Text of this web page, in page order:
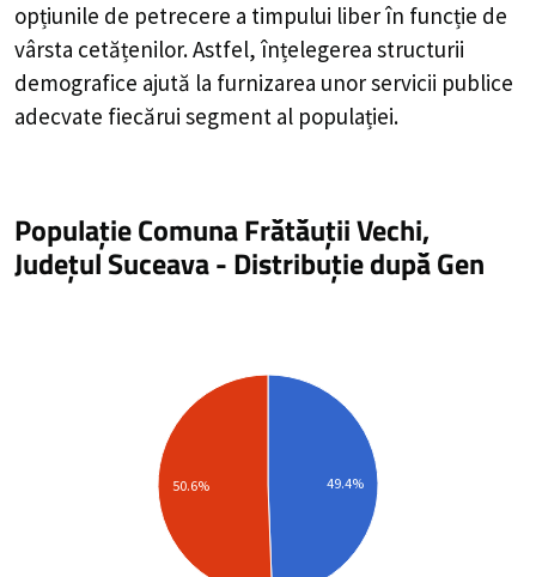
opțiunile de petrecere a timpului liber în funcție de
vârsta cetățenilor. Astfel, înțelegerea structurii
demografice ajută la furnizarea unor servicii publice
adecvate fiecărui segment al populației.
Populație Comuna Frătăuții Vechi,
Județul Suceava-Distribuțiedupă Gen
49.4%
50.6%